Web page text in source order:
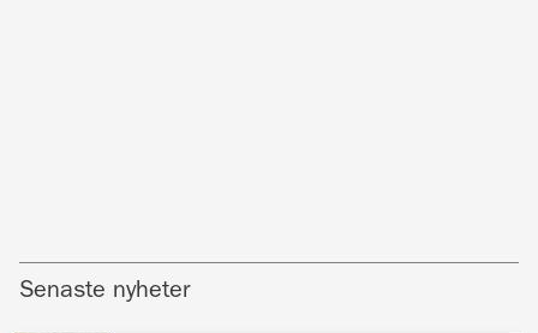
Senaste nyheter